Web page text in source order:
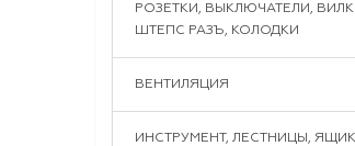
РОЗЕТКИ, ВЫКЛЮЧАТЕЛИ,
ШТЕПС РАЗЪ, КОЛОДКИ
ВЕНТИЛЯЦИЯ
ИНСТРУМЕНТ, ЛЕСТНИЦЫ,